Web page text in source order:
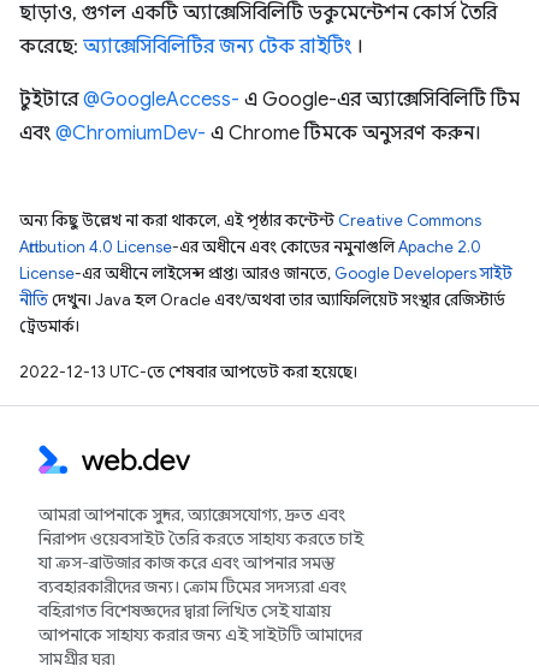
ছাড়াও, গুগল একটি অ্যাক্সেসিবিলিটি ডকুমেন্টেশন কোর্স তৈরি
করেছে: অ্যাক্সেসিবিলিটির জন্য টেক রাইটিং ।
টুইটারে@GoogleAccess- এ Google-এর অ্যাক্সেসিবিলিটি টিম
এবং @ChromiumDev- এ Chrome টিমকে অনুসরণ করুন।
অন্য কিছু উল্লেখ না করা থাকলে, এই পৃষ্ঠার কন্টেন্ট Creative Commons
Attribution 4.0 License-এর অধীনে এবং কোডের নমুনাগুলিApache 2.0
License-এর অধীনে লাইসেন্স প্রাপ্ত। আরও জানতে, Google Developers সাইট
নীতিদেখুন। Java হল Oracle এবং/অথবা তার অ্যাফিলিয়েট সংস্থার রেজিস্টার্ড
ট্রেডমার্ক।
2022-12-13 UTC-তে শেষবার আপডেট করা হয়েছে।
আমরা আপনাকে সুন্দর, অ্যাক্সেসযোগ্য, দ্রুত এবং
নিরাপদ ওয়েবসাইট তৈরি করতে সাহায্য করতে চাই
যা ক্রস-ব্রাউজার কাজ করে এবং আপনার সমস্ত
ব্যবহারকারীদের জন্য। ক্রোম টিমের সদস্যরা এবং
বহিরাগত বিশেষজ্ঞদের দ্বারা লিখিত সেই যাত্রায়
আপনাকে সাহায্য করার জন্য এই সাইটটি আমাদের
সামগ্রীর ঘর৷